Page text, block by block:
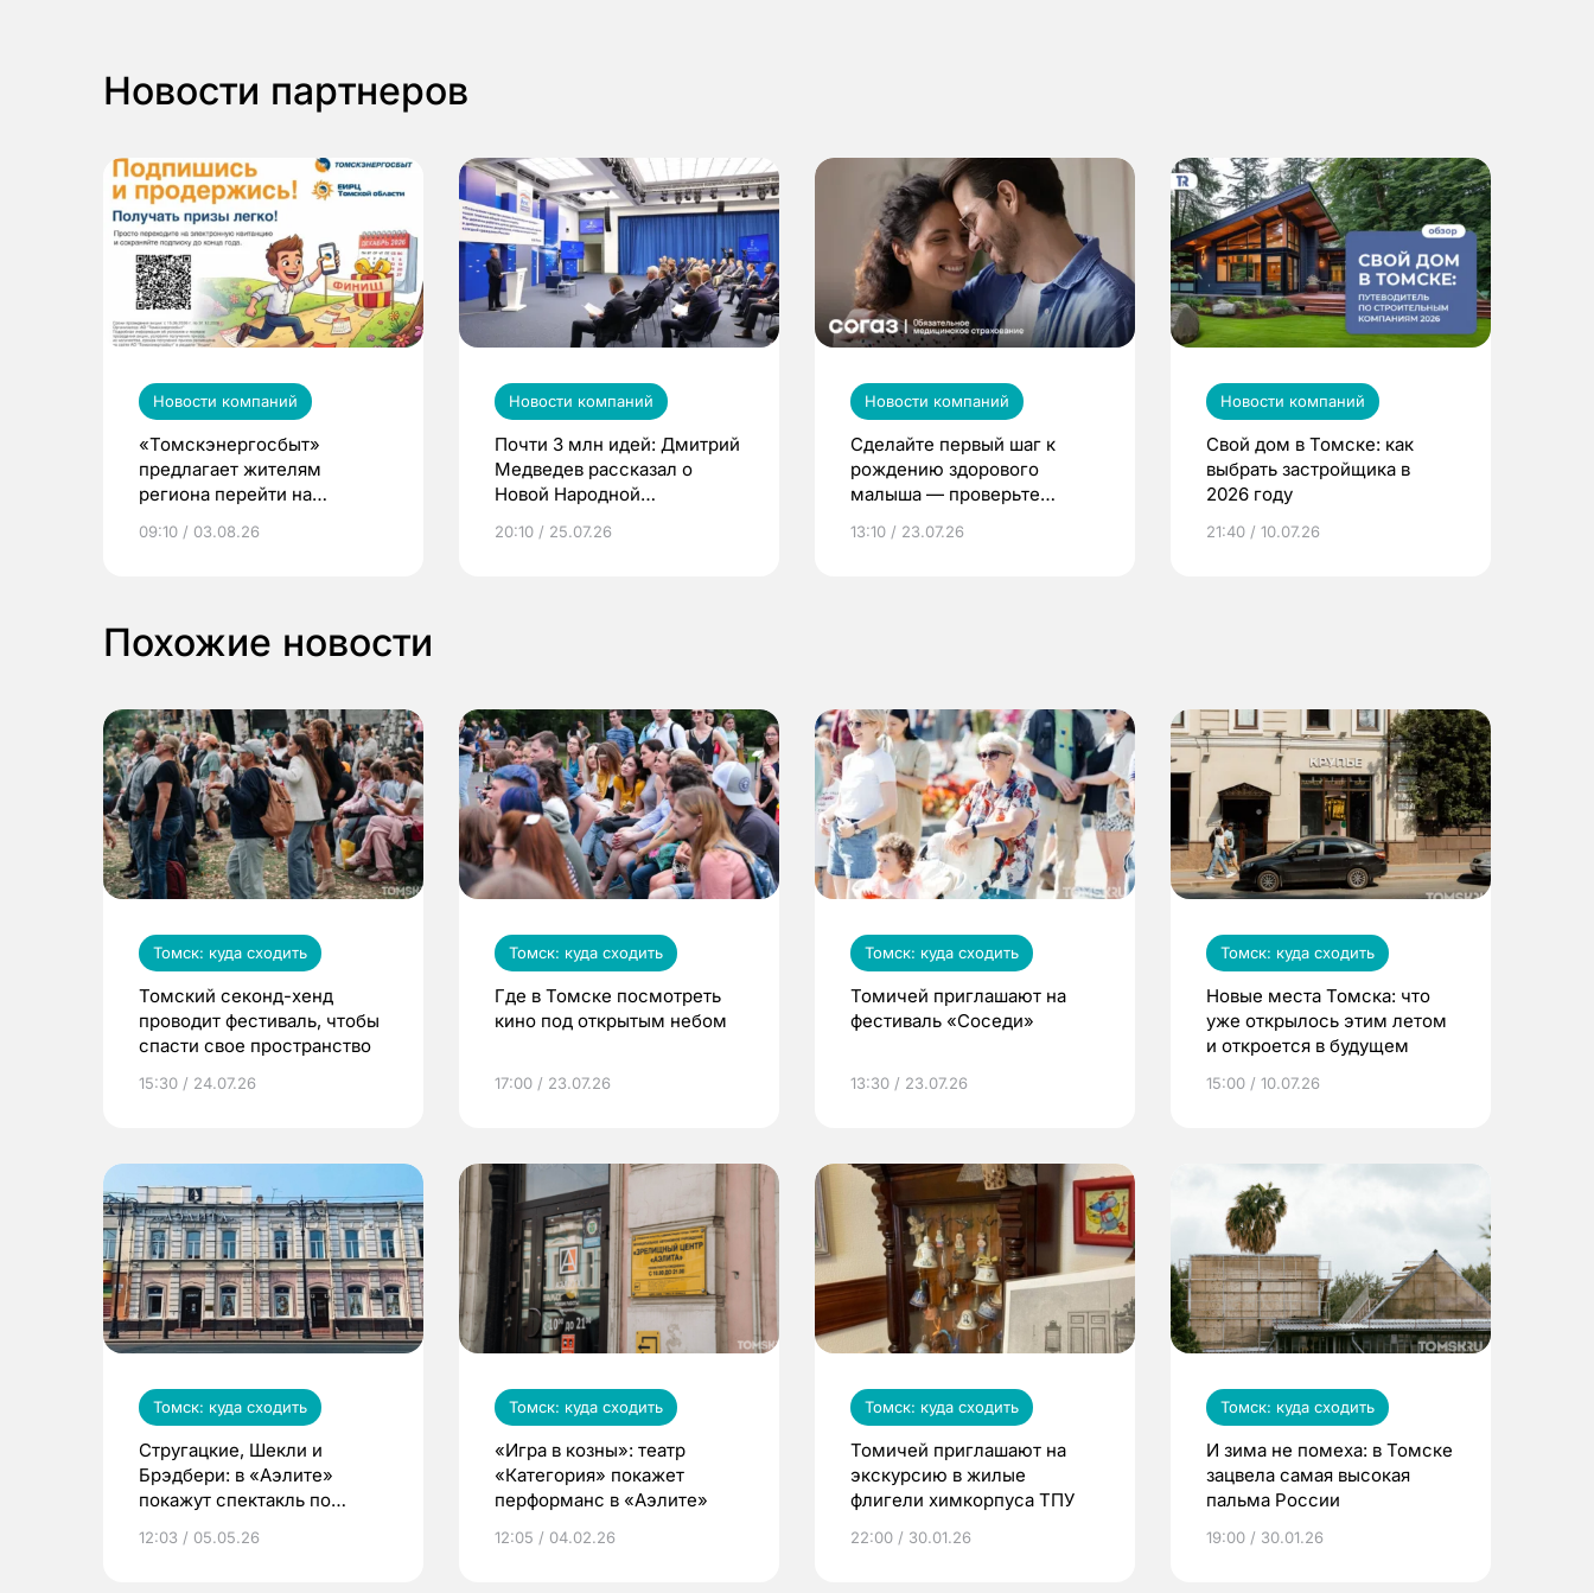
Новости партнеров
Новости компаний
«Томскэнергосбыт»
предлагает жителям
региона перейти на
выиграть призы
09:10 / 03.08.26
Новости компаний
Почти 3 млн идей: Дмитрий
Медведев рассказал о
Новой Народной
20:10 / 25.07.26
Новости компаний
Сделайте первый шаг к
рождению здорового
малыша — проверьте
по ОМС!
13:10 / 23.07.26
Новости компаний
Свой дом в Томске: как
выбрать застройщика в
2026 году
21:40 / 10.07.26
Похожие новости
Томск: куда сходить
Томский секонд-хенд
проводит фестиваль, чтобы
спасти свое пространство
15:30 / 24.07.26
Томск: куда сходить
Где в Томске посмотреть
кино под открытым небом
17:00 / 23.07.26
Томск: куда сходить
Томичей приглашают на
фестиваль «Соседи»
13:30 / 23.07.26
Томск: куда сходить
Новые места Томска: что
уже открылось этим летом
и откроется в будущем
15:00 / 10.07.26
Томск: куда сходить
Стругацкие, Шекли и
Брэдбери: в «Аэлите»
покажут спектакль по
фантастов
12:03 / 05.05.26
Томск: куда сходить
«Игра в козны»: театр
«Категория» покажет
перформанс в «Аэлите»
12:05 / 04.02.26
Томск: куда сходить
Томичей приглашают на
экскурсию в жилые
флигели химкорпуса ТПУ
22:00 / 30.01.26
Томск: куда сходить
И зима не помеха: в Томске
зацвела самая высокая
пальма России
19:00 / 30.01.26